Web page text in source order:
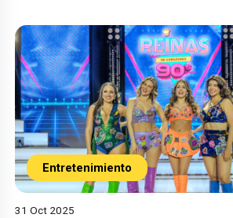
Entretenimiento
31 Oct 2025